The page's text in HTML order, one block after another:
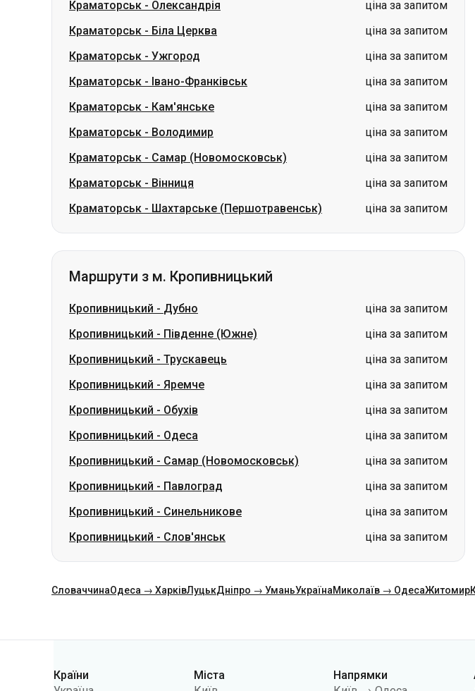
Краматорськ-Івано-Франківськ
ціна за запитом
Краматорськ-Кам'янське
ціна за запитом
Краматорськ-Володимир
ціна за запитом
Краматорськ-Самар (Новомосковськ)
ціна за запитом
Краматорськ-Вінниця
ціна за запитом
Краматорськ-Шахтарське (Першотравенськ) ціна за запитом
Маршрути з м. Кропивницький
Кропивницький-Дубно
ціна за запитом
Кропивницький-Трускавець
Кропивницький-Яремче
ціна за запитом
Кропивницький-Обухів
ціна за запитом
Кропивницький-Одеса
ціна за запитом
Кропивницький-Самар (Новомосковськ)
ціна за запитом
Кропивницький-Павлоград
ціна за запитом
Кропивницький-Синельникове
ціна за запитом
Кропивницький-Слов'янськ ціна за запитом
СловаччинаОдеса → ХарківЛуцькДніпро → Умань Миколаїв → ОдесаЖитомир
Категорії
Німеччина
Чехія
Дніпро
Львів
Варшава → Дніпро
Дніпро → Одеса